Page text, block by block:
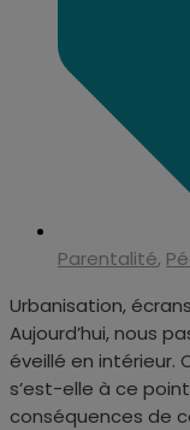
Parentalité,
Urbanisation,
Aujourd’hui, nous
éveillé en intérieur.
s’est-elle à ce
conséquences de